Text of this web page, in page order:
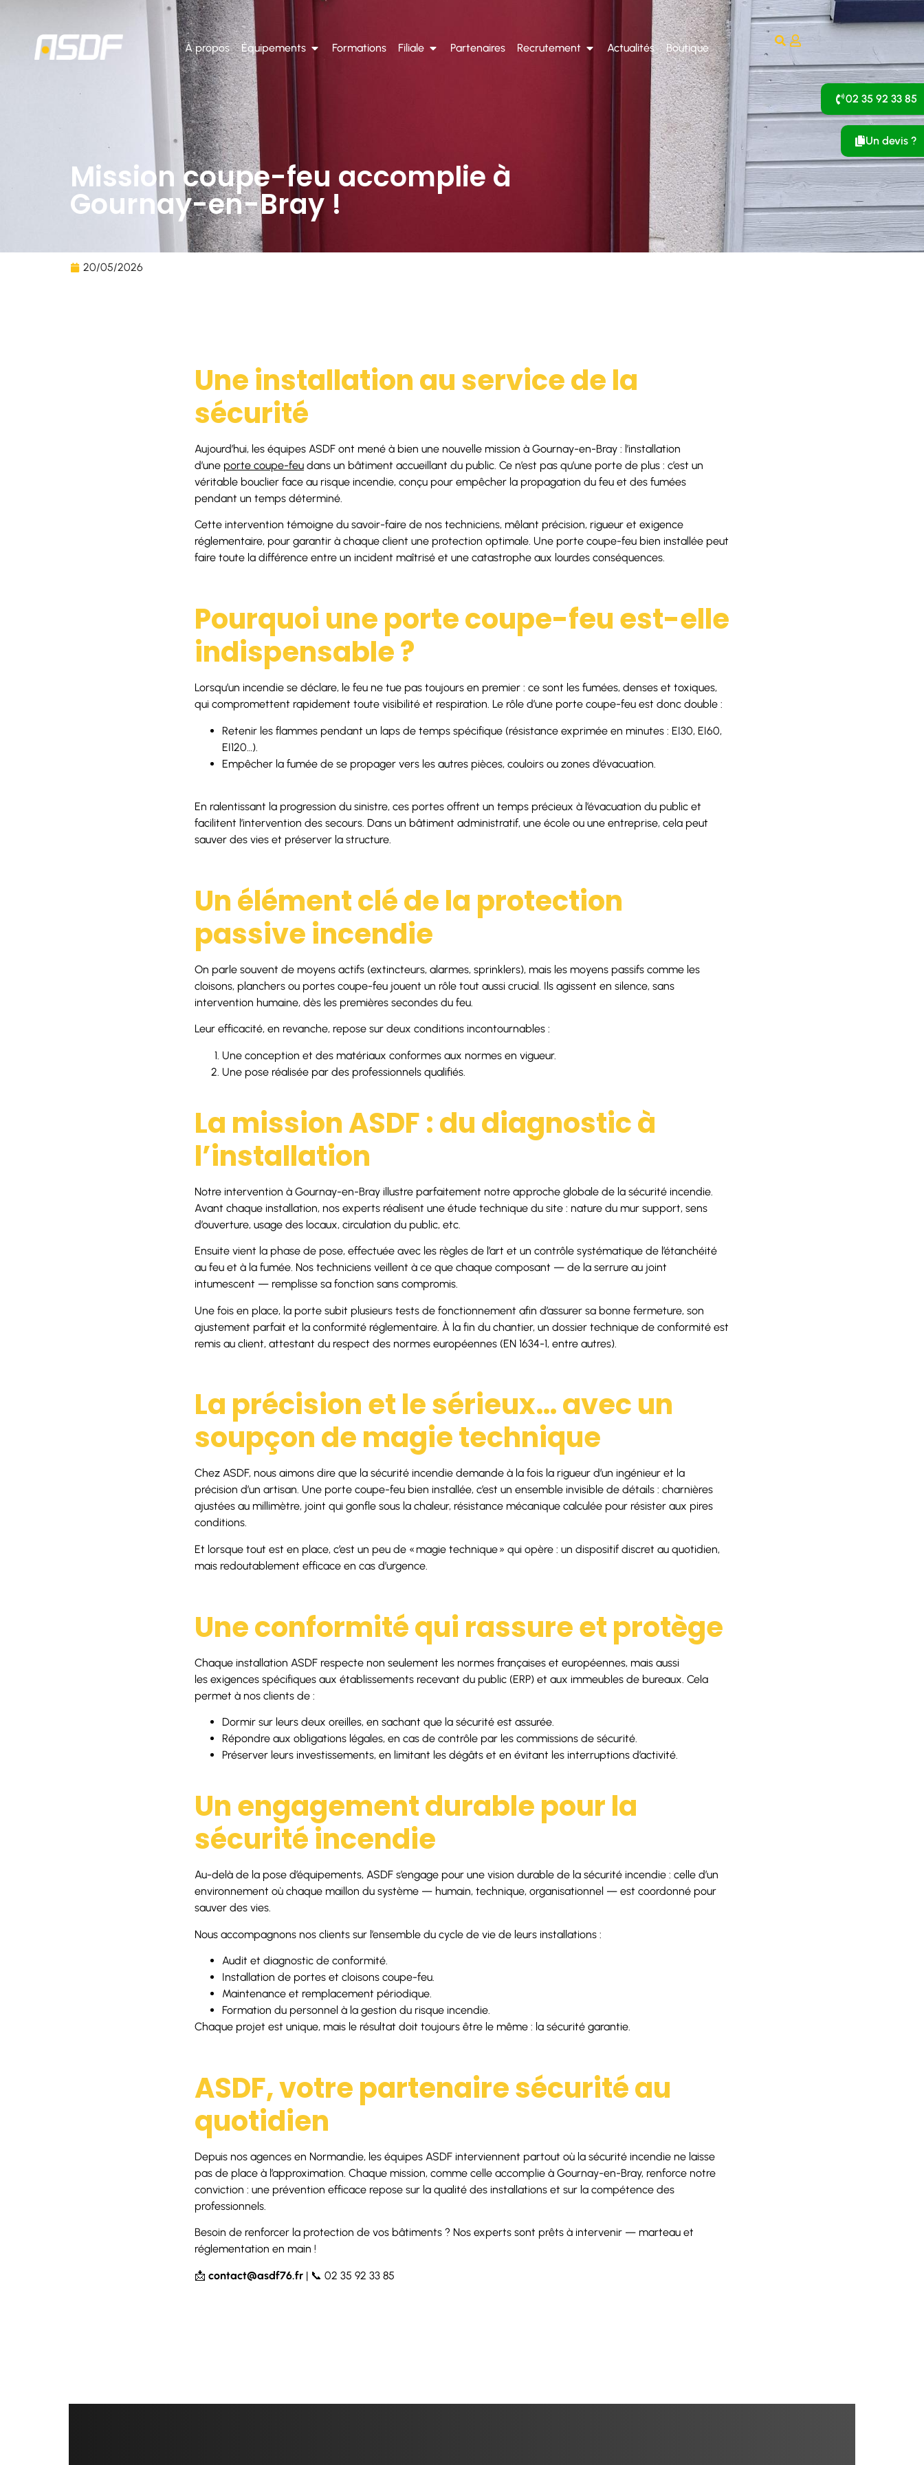
02 35 92 33 85
Un devis ?
À propos Équipements Formations Filiale Partenaires Recrutement Actualités Boutique
Mission coupe-feu accomplie à
Gournay-en-Bray !
20/05/2026
Une installation au service de la
sécurité
Aujourd’hui, les équipes ASDF ont mené à bien une nouvelle mission à Gournay-en-Bray : l’installation
d’une porte coupe-feu dans un bâtiment accueillant du public. Ce n’est pas qu’une porte de plus : c’est un
véritable bouclier face au risque incendie, conçu pour empêcher la propagation du feu et des fumées
pendant un temps déterminé.
Cette intervention témoigne du savoir-faire de nos techniciens, mêlant précision, rigueur et exigence
réglementaire, pour garantir à chaque client une protection optimale. Une porte coupe-feu bien installée peut
faire toute la différence entre un incident maîtrisé et une catastrophe aux lourdes conséquences.
Pourquoi une porte coupe-feu est-elle
indispensable ?
Lorsqu’un incendie se déclare, le feu ne tue pas toujours en premier : ce sont les fumées, denses et toxiques,
qui compromettent rapidement toute visibilité et respiration. Le rôle d’une porte coupe-feu est donc double :
Retenir les flammes pendant un laps de temps spécifique (résistance exprimée en minutes : EI30, EI60,
EI120…).
Empêcher la fumée de se propager vers les autres pièces, couloirs ou zones d’évacuation.
En ralentissant la progression du sinistre, ces portes offrent un temps précieux à l’évacuation du public et
facilitent l’intervention des secours. Dans un bâtiment administratif, une école ou une entreprise, cela peut
sauver des vies et préserver la structure.
Un élément clé de la protection
passive incendie
On parle souvent de moyens actifs (extincteurs, alarmes, sprinklers), mais les moyens passifs comme les
cloisons, planchers ou portes coupe-feu jouent un rôle tout aussi crucial. Ils agissent en silence, sans
intervention humaine, dès les premières secondes du feu.
Leur efficacité, en revanche, repose sur deux conditions incontournables :
Une conception et des matériaux conformes aux normes en vigueur.
Une pose réalisée par des professionnels qualifiés.
La mission ASDF : du diagnostic à
l’installation
Notre intervention à Gournay-en-Bray illustre parfaitement notre approche globale de la sécurité incendie.
Avant chaque installation, nos experts réalisent une étude technique du site : nature du mur support, sens
d’ouverture, usage des locaux, circulation du public, etc.
Ensuite vient la phase de pose, effectuée avec les règles de l’art et un contrôle systématique de l’étanchéité
au feu et à la fumée. Nos techniciens veillent à ce que chaque composant — de la serrure au joint
intumescent — remplisse sa fonction sans compromis.
Une fois en place, la porte subit plusieurs tests de fonctionnement afin d’assurer sa bonne fermeture, son
ajustement parfait et la conformité réglementaire. À la fin du chantier, un dossier technique de conformité est
remis au client, attestant du respect des normes européennes (EN 1634-1, entre autres).
La précision et le sérieux… avec un
soupçon de magie technique
Chez ASDF, nous aimons dire que la sécurité incendie demande à la fois la rigueur d’un ingénieur et la
précision d’un artisan. Une porte coupe-feu bien installée, c’est un ensemble invisible de détails : charnières
ajustées au millimètre, joint qui gonfle sous la chaleur, résistance mécanique calculée pour résister aux pires
conditions.
Et lorsque tout est en place, c’est un peu de « magie technique » qui opère : un dispositif discret au quotidien,
mais redoutablement efficace en cas d’urgence.
Une conformité qui rassure et protège
Chaque installation ASDF respecte non seulement les normes françaises et européennes, mais aussi
les exigences spécifiques aux établissements recevant du public (ERP) et aux immeubles de bureaux. Cela
permet à nos clients de :
Dormir sur leurs deux oreilles, en sachant que la sécurité est assurée.
Répondre aux obligations légales, en cas de contrôle par les commissions de sécurité.
Préserver leurs investissements, en limitant les dégâts et en évitant les interruptions d’activité.
Un engagement durable pour la
sécurité incendie
Au-delà de la pose d’équipements, ASDF s’engage pour une vision durable de la sécurité incendie : celle d’un
environnement où chaque maillon du système — humain, technique, organisationnel — est coordonné pour
sauver des vies.
Nous accompagnons nos clients sur l’ensemble du cycle de vie de leurs installations :
Audit et diagnostic de conformité.
Installation de portes et cloisons coupe-feu.
Maintenance et remplacement périodique.
Formation du personnel à la gestion du risque incendie.
Chaque projet est unique, mais le résultat doit toujours être le même : la sécurité garantie.
ASDF, votre partenaire sécurité au
quotidien
Depuis nos agences en Normandie, les équipes ASDF interviennent partout où la sécurité incendie ne laisse
pas de place à l’approximation. Chaque mission, comme celle accomplie à Gournay-en-Bray, renforce notre
conviction : une prévention efficace repose sur la qualité des installations et sur la compétence des
professionnels.
Besoin de renforcer la protection de vos bâtiments ? Nos experts sont prêts à intervenir — marteau et
réglementation en main !
📩 contact@asdf76.fr | 📞 02 35 92 33 85